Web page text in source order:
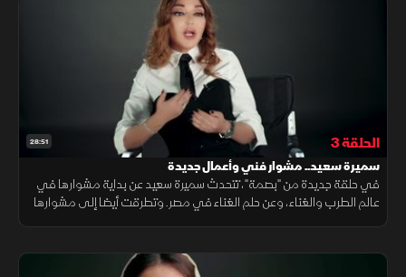
28:51 الحلقة 3
سميرة سعيد.. مشوار فني وأعمال جديدة
في حلقة جديدة من "بصمة"، تتحدث سميرة سعيد عن بداية مشوارها في
عالم الطرب والغناء، وعن حلم الغناء في مصر. وتطرقت أيضا إلى مشوارها